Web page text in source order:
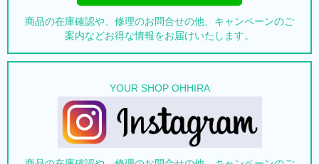
商品の在庫確認や、修理のお問合せの他、キャンペーンのご
案内などお得な情報をお届けいたします。
YOUR SHOP OHHIRA